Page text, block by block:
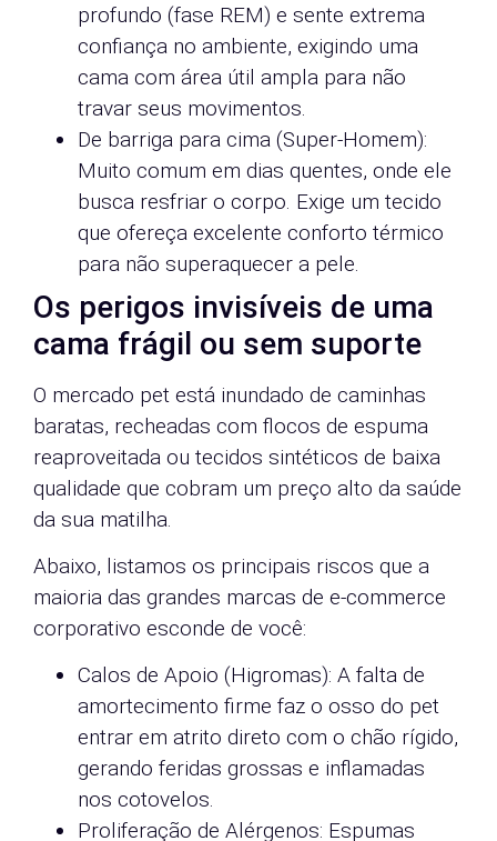
profundo (fase REM) e sente extrema
confiança no ambiente, exigindo uma
cama com área útil ampla para não
travar seus movimentos.
De barriga para cima (Super-Homem):
Muito comum em dias quentes, onde ele
busca resfriar o corpo. Exige um tecido
que ofereça excelente conforto térmico
para não superaquecer a pele.
Os perigos invisíveis de uma
cama frágil ou sem suporte
O mercado pet está inundado de caminhas
baratas, recheadas com flocos de espuma
reaproveitada ou tecidos sintéticos de baixa
qualidade que cobram um preço alto da saúde
da sua matilha.
Abaixo, listamos os principais riscos que a
maioria das grandes marcas de e-commerce
corporativo esconde de você:
Calos de Apoio (Higromas): A falta de
amortecimento firme faz o osso do pet
entrar em atrito direto com o chão rígido,
gerando feridas grossas e inflamadas
nos cotovelos.
Proliferação de Alérgenos: Espumas